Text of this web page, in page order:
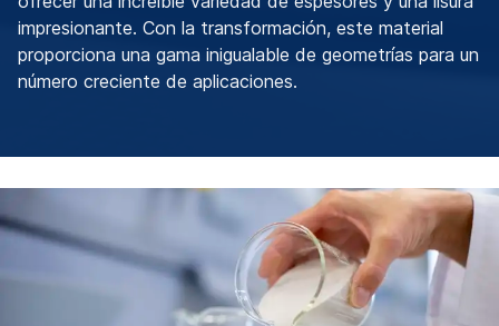
impresionante. Con la transformación, este material
proporciona una gama inigualable de geometrías para un
número creciente de aplicaciones.